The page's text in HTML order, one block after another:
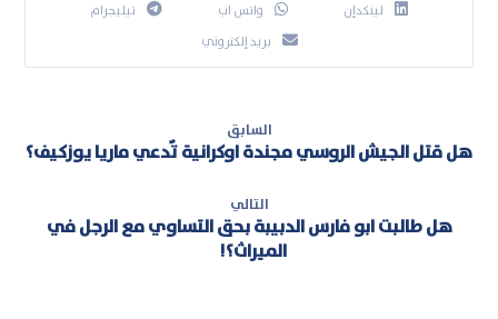
لينكدإن
واتس اب
تيليجرام
بريد إلكتروني
السابق
هل قتل الجيش الروسي مجندة اوكرانية تٌدعي ماريا يوزكيف؟
التالي
هل طالبت ابو فارس الدبيبة بحق التساوي مع الرجل في
الميراث؟!